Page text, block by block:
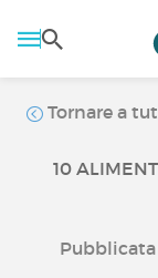
Tornare a
10
Pubblicata